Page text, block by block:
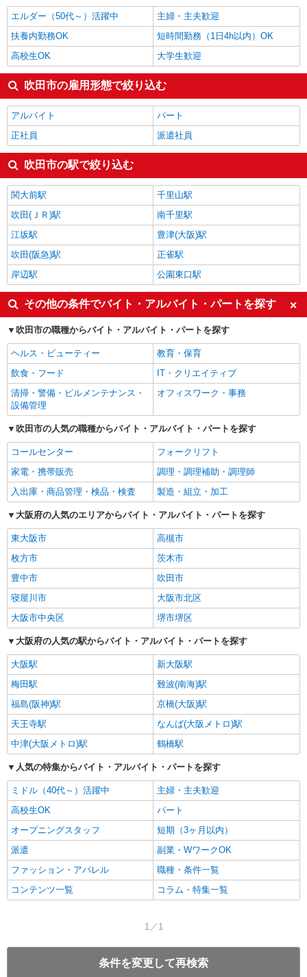
医薬品・ドラッグストア1,633円
吹田市の他の職種の平均時給を見る
エルダー（50代～）活躍中
主婦・主夫歓迎
扶養内勤務OK
短時間勤務（1日4h以内）OK
高校生OK
大学生歓迎
吹田市の雇用形態で絞り込む
アルバイト
パート
正社員
派遣社員
吹田市の駅で絞り込む
関大前駅
千里山駅
吹田(ＪＲ)駅
南千里駅
江坂駅
豊津(大阪)駅
吹田(阪急)駅
正雀駅
岸辺駅
公園東口駅
その他の条件でバイト・アルバイト・パートを探す
吹田市の職種からバイト・アルバイト・パートを探す
ヘルス・ビューティー
教育・保育
飲食・フード
IT・クリエイティブ
清掃・警備・ビルメンテナンス・
設備管理
オフィスワーク・事務
吹田市の人気の職種からバイト・アルバイト・パートを探す
コールセンター
フォークリフト
家電・携帯販売
調理・調理補助・調理師
入出庫・商品管理・検品・検査
製造・組立・加工
大阪府の人気のエリアからバイト・アルバイト・パートを探す
東大阪市
高槻市
枚方市
茨木市
豊中市
吹田市
寝屋川市
大阪市北区
大阪市中央区
堺市堺区
大阪府の人気の駅からバイト・アルバイト・パートを探す
大阪駅
新大阪駅
梅田駅
難波(南海)駅
福島(阪神)駅
京橋(大阪)駅
天王寺駅
なんば(大阪メトロ)駅
中津(大阪メトロ)駅
鶴橋駅
人気の特集からバイト・アルバイト・パートを探す
ミドル（40代～）活躍中
主婦・主夫歓迎
高校生OK
パート
オープニングスタッフ
短期（3ヶ月以内）
派遣
副業・WワークOK
ファッション・アパレル
職種・条件一覧
コンテンツ一覧
コラム・特集一覧
1／1
条件を変更して再検索